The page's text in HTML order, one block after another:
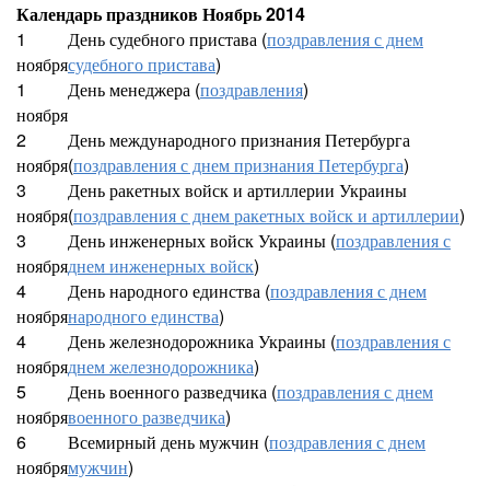
Календарь праздников Ноябрь 2014
1
ноября
День судебного пристава (поздравления с днем
судебного пристава)
1
ноября
День менеджера (поздравления)
2
ноября
День международного признания Петербурга
(поздравления с днем признания Петербурга)
3
ноября
День ракетных войск и артиллерии Украины
(поздравления с днем ракетных войск и артиллерии)
3
ноября
День инженерных войск Украины (поздравления с
днем инженерных войск)
4
ноября
День народного единства (поздравления с днем
народного единства)
4
ноября
День железнодорожника Украины (поздравления с
днем железнодорожника)
5
ноября
День военного разведчика (поздравления с днем
военного разведчика)
6
ноября
Всемирный день мужчин (поздравления с днем
мужчин)